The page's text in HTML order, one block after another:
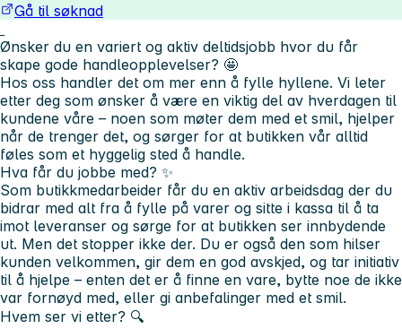
Gå til søknad
Ønsker du en variert og aktiv deltidsjobb hvor du får
skape gode handleopplevelser? 🤩
Hos oss handler det om mer enn å fylle hyllene. Vi leter
etter deg som ønsker å være en viktig del av hverdagen til
kundene våre – noen som møter dem med et smil, hjelper
når de trenger det, og sørger for at butikken vår alltid
føles som et hyggelig sted å handle.
Hva får du jobbe med? ✨
Som butikkmedarbeider får du en aktiv arbeidsdag der du
bidrar med alt fra å fylle på varer og sitte i kassa til å ta
imot leveranser og sørge for at butikken ser innbydende
ut. Men det stopper ikke der. Du er også den som hilser
kunden velkommen, gir dem en god avskjed, og tar initiativ
til å hjelpe – enten det er å finne en vare, bytte noe de ikke
var fornøyd med, eller gi anbefalinger med et smil.
Hvem ser vi etter? 🔍